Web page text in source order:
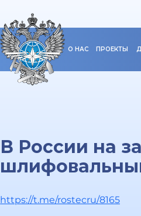
О НАС ПРОЕКТЫ
В России на
https://t.me/rostecru/8165